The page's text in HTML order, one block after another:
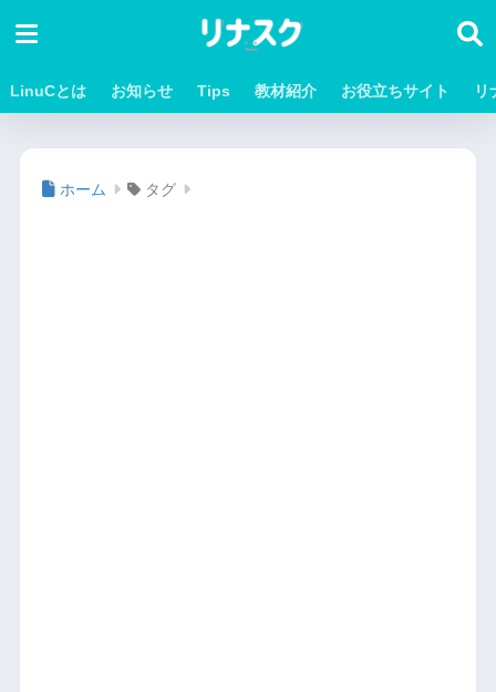
LinuCとは お知らせ Tips 教材紹介 お役立ちサイト リ
ホーム タグ